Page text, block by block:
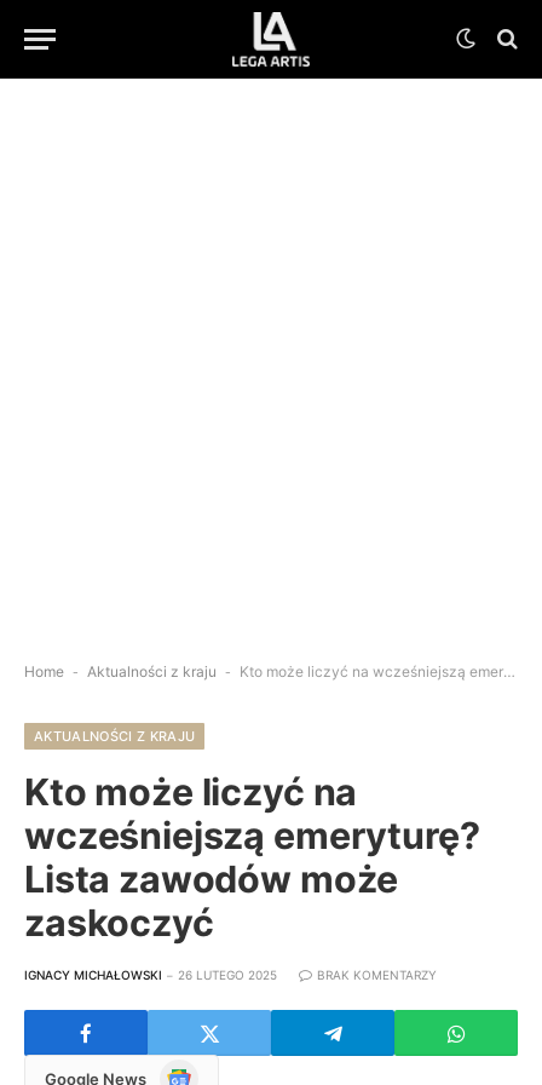
Home - Aktualności z kraju - Kto może liczyć na wcześniejszą emeryturę? Lista zawodów może zaskoczyć
AKTUALNOŚCI Z KRAJU
Kto może liczyć na
wcześniejszą emeryturę?
Lista zawodów może
zaskoczyć
IGNACY MICHAŁOWSKI 26 LUTEGO 2025 BRAK KOMENTARZY
Google News Google